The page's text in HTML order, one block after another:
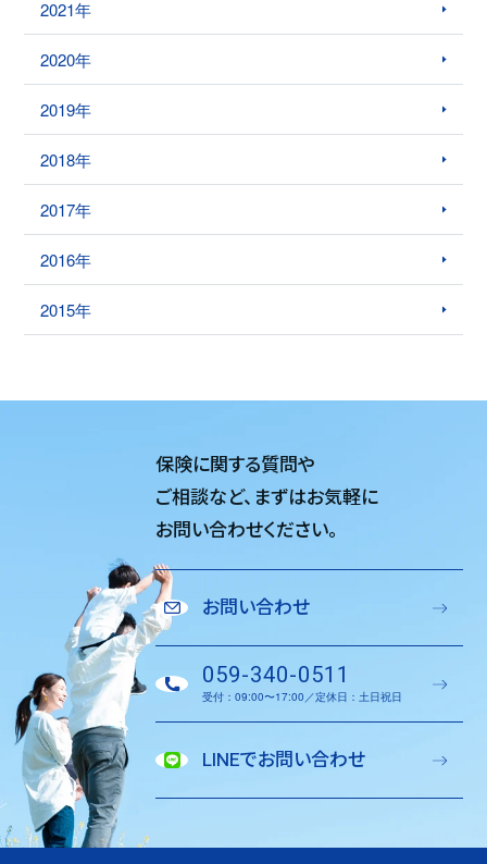
2021年
2020年
2019年
2018年
2017年
2016年
2015年
保険に関する質問や
ご相談など、 まずはお気軽に
お問い合わせください。
お問い合わせ
059-340-0511
受付：09:00〜17:00／定休日：土日祝日
LINEでお問い合わせ